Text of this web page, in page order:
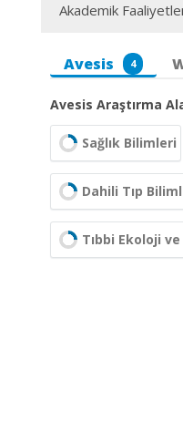
Akademik
Avesis 4
Avesis Araştırma
Sağlık Bilimleri
Dahili Tıp
Tıbbi Ekoloji